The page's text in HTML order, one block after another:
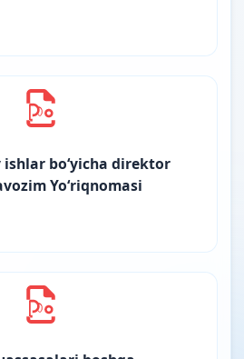
ishlar bo‘yicha direktor
Yo‘riqnomasi